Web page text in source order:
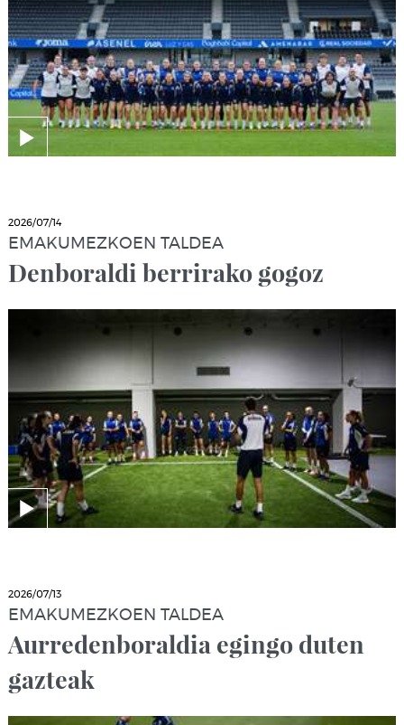
2026/07/14
EMAKUMEZKOEN TALDEA
Denboraldi berrirako gogoz
2026/07/13
EMAKUMEZKOEN TALDEA
Aurredenboraldia egingo duten
gazteak